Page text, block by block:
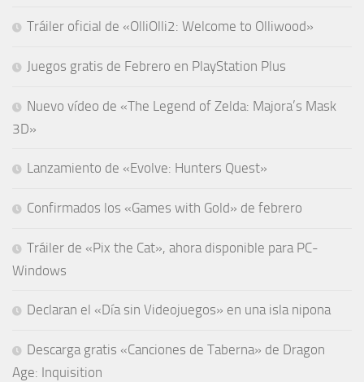
Tráiler oficial de «OlliOlli2: Welcome to Olliwood»
Juegos gratis de Febrero en PlayStation Plus
Nuevo vídeo de «The Legend of Zelda: Majora’s Mask
3D»
Lanzamiento de «Evolve: Hunters Quest»
Confirmados los «Games with Gold» de febrero
Tráiler de «Pix the Cat», ahora disponible para PC-
Windows
Declaran el «Día sin Videojuegos» en una isla nipona
Descarga gratis «Canciones de Taberna» de Dragon
Age: Inquisition